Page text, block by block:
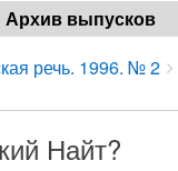
Архив выпусков
речь. 1996. № 2
Найт?